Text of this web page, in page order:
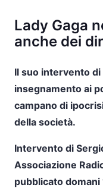
Lady Gaga
anche dei
Il suo intervento
insegnamento ai
campano di
della società.
Intervento di
Associazione
pubblicato domani